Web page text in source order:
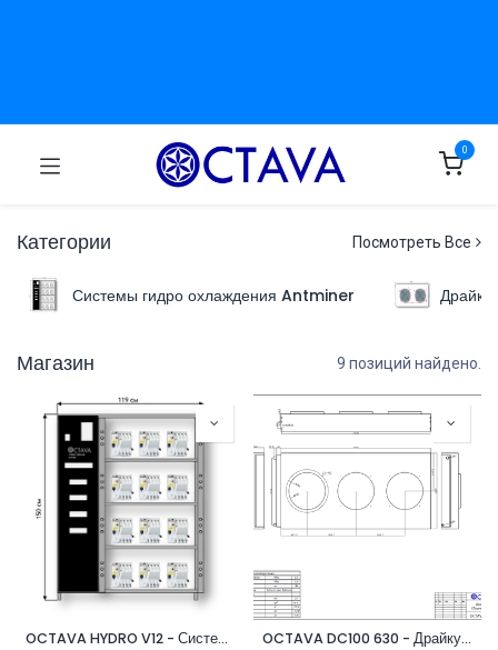
0
Категории Посмотреть Все
Системы гидро охлаждения Antminer
Магазин 9 позиций найдено.
OCTAVA HYDRO V12 - Система охлаждения Antminer Hydro OCTAVA DC100 630 - Драйкулер систем гидро-охлаждения